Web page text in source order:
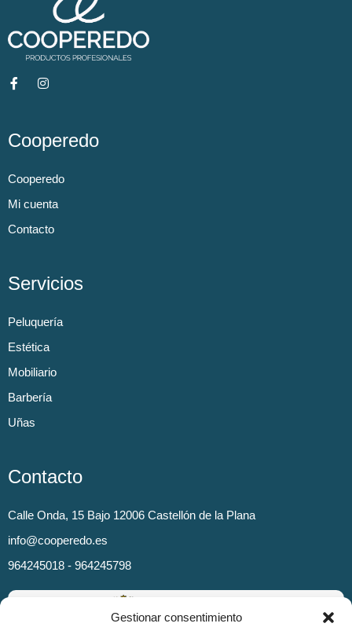
Gestionar consentimiento
Cooperedo
Cooperedo
Mi cuenta
Contacto
Servicios
Peluquería
Estética
Mobiliario
Barbería
Uñas
Contacto
Calle Onda, 15 Bajo 12006 Castellón de la Plana
info@cooperedo.es
964245018 - 964245798